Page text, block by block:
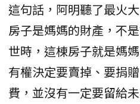
這句話，阿明聽了最火
房子是媽媽的財產，不
世時，這棟房子就是媽
有權決定要賣掉、要捐
費，並沒有一定要留給